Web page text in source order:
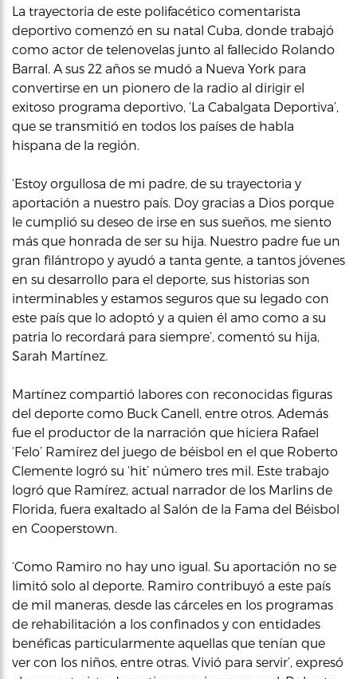
La trayectoria de este polifacético comentarista
deportivo comenzó en su natal Cuba, donde trabajó
como actor de telenovelas junto al fallecido Rolando
Barral. A sus 22 años se mudó a Nueva York para
convertirse en un pionero de la radio al dirigir el
exitoso programa deportivo, ‘La Cabalgata Deportiva’,
que se transmitió en todos los países de habla
hispana de la región.
‘Estoy orgullosa de mi padre, de su trayectoria y
aportación a nuestro país. Doy gracias a Dios porque
le cumplió su deseo de irse en sus sueños, me siento
más que honrada de ser su hija. Nuestro padre fue un
gran filántropo y ayudó a tanta gente, a tantos jóvenes
en su desarrollo para el deporte, sus historias son
interminables y estamos seguros que su legado con
este país que lo adoptó y a quien él amo como a su
patria lo recordará para siempre’, comentó su hija,
Sarah Martínez.
Martínez compartió labores con reconocidas figuras
del deporte como Buck Canell, entre otros. Además
fue el productor de la narración que hiciera Rafael
‘Felo’ Ramírez del juego de béisbol en el que Roberto
Clemente logró su ‘hit’ número tres mil. Este trabajo
logró que Ramírez, actual narrador de los Marlins de
Florida, fuera exaltado al Salón de la Fama del Béisbol
en Cooperstown.
‘Como Ramiro no hay uno igual. Su aportación no se
limitó solo al deporte. Ramiro contribuyó a este país
de mil maneras, desde las cárceles en los programas
de rehabilitación a los confinados y con entidades
benéficas particularmente aquellas que tenían que
ver con los niños, entre otras. Vivió para servir’, expresó